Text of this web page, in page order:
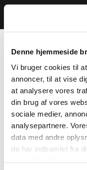
Denne hjemmeside
Vi bruger cookies til
annoncer, til at vise
at analysere vores
din brug af vores
sociale medier,
analysepartnere.
data med andre
de har indsamlet fra